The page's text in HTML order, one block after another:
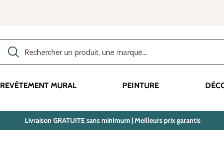
REVÊTEMENT MURAL PEINTURE
Livraison GRATUITE sans minimum | Meilleurs prix garantis